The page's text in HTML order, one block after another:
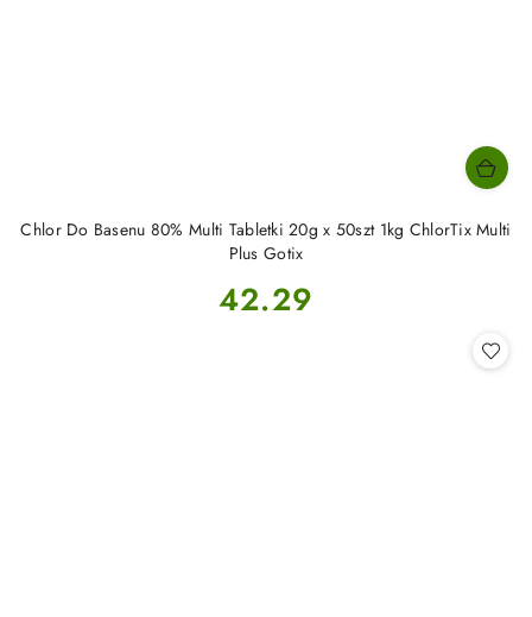
Chlor Do Basenu 80% Multi Tabletki 20g x 50szt 1kg ChlorTix Multi
Plus Gotix
Cena:
42.29